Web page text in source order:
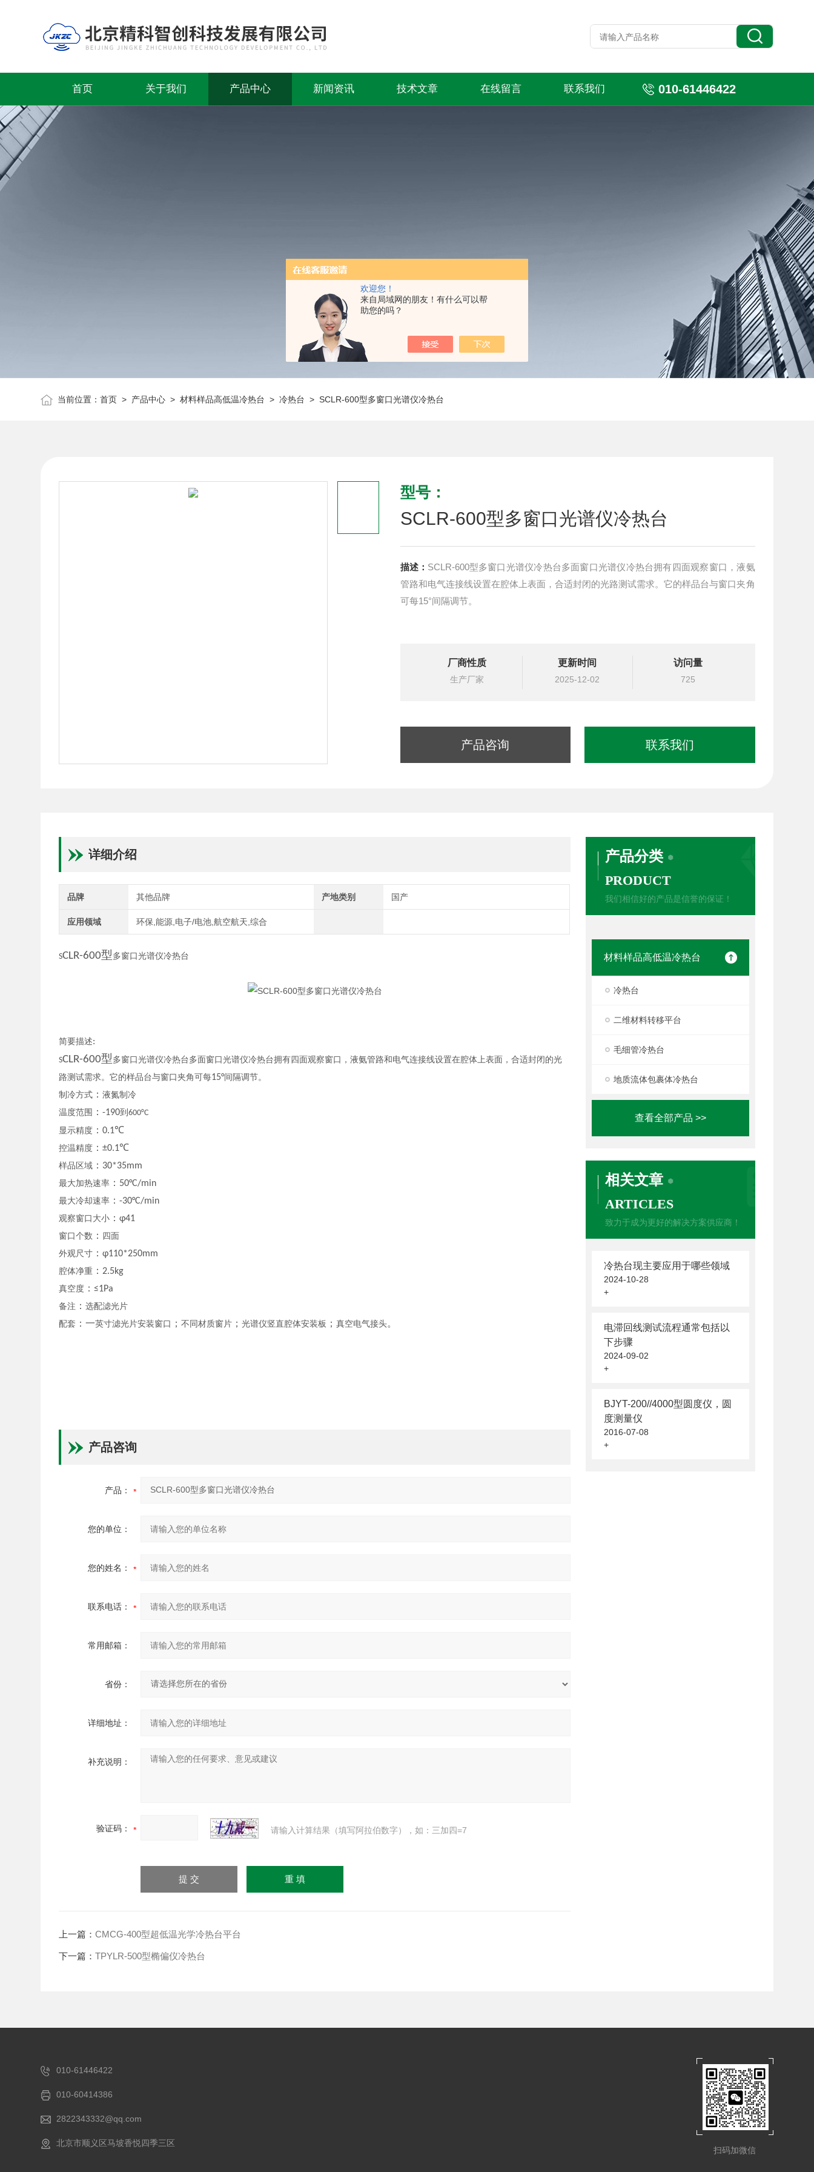
欢迎您！
来自局域网的朋友！有什么可以帮
助您的吗？
首页 关于我们 产品中心 新闻资讯 技术文章 在线留言 联系我们 010-61446422
当前位置：首页 > 产品中心 >材料样品高低温冷热台 >冷热台 > SCLR-600型多窗口光谱仪冷热台
型号：
SCLR-600型多窗口光谱仪冷热台
描述： SCLR-600型多窗口光谱仪冷热台多面窗口光谱仪冷热台拥有四面观察窗口，液氨
管路和电气连接线设置在腔体上表面，合适封闭的光路测试需求。它的样品台与窗口夹角
可每15°间隔调节。
厂商性质
生产厂家
更新时间
2025-12-02
访问量
725
产品咨询 联系我们
产品分类
PRODUCT
我们相信好的产品是信誉的保证！
材料样品高低温冷热台
冷热台
二维材料转移平台
毛细管冷热台
地质流体包裹体冷热台
查看全部产品 >>
相关文章
ARTICLES
致力于成为更好的解决方案供应商！
冷热台现主要应用于哪些领域
2024-10-28
+
电滞回线测试流程通常包括以
下步骤
2024-09-02
+
BJYT-200//4000型圆度仪，圆
度测量仪
2016-07-08
+
详细介绍
品牌 其他品牌 产地类别 国产
应用领域 环保,能源,电子/电池,航空航天,综合
SCLR-600型 多窗口光谱仪冷热台
简要描述:
SCLR-600型 多窗口光谱仪冷热台多面窗口光谱仪冷热台拥有四面观察窗口，液氨管路和电气连接线设置在腔体上表面，合适封闭的光
路测试需求。它的样品台与窗口夹角可每15°间隔调节。
制冷方式 ：液氮制冷
温度范围
：-190到600°C
显示精度 ：0.1℃
控温精度 ：±0.1℃
样品区域 ： 30*35mm
最大加热速率 ： 50°C/min
最大冷却速率 ：-30°C/min
观察窗口大小 ：φ41
窗口个数 ： 四面
外观尺寸 ：φ110*250mm
腔体净重 ： 2.5kg
真空度 ：≤1Pa
备注 ：选配滤光片
配套 ：一英寸滤光片安装窗口 ；不同材质窗片 ；光谱仪竖直腔体安装板 ；真空电气接头。
产品咨询
产品：
您的单位：
您的姓名：
联系电话：
常用邮箱：
省份：
详细地址：
补充说明：
验证码： 请输入计算结果（填写阿拉伯数字），如：三加四=7
上一篇：CMCG-400型超低温光学冷热台平台
下一篇：TPYLR-500型椭偏仪冷热台
010-61446422
010-60414386
2822343332@qq.com
北京市顺义区马坡香悦四季三区
扫码加微信